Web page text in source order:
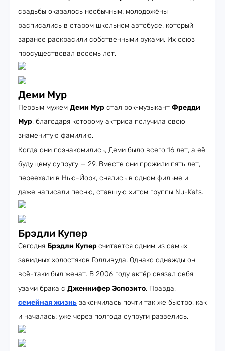
свадьбы оказалось необычным: молодожёны
расписались в старом школьном автобусе, который
заранее раскрасили собственными руками. Их союз
просуществовал восемь лет.
Деми Мур
Первым мужем Деми Мур стал рок-музыкант Фредди
Мур, благодаря которому актриса получила свою
знаменитую фамилию.
Когда они познакомились, Деми было всего 16 лет, а её
будущему супругу — 29. Вместе они прожили пять лет,
переехали в Нью-Йорк, снялись в одном фильме и
даже написали песню, ставшую хитом группы Nu-Kats.
Брэдли Купер
Сегодня Брэдли Куперсчитается одним из самых
завидных холостяков Голливуда. Однако однажды он
всё-таки был женат. В 2006 году актёр связал себя
узами брака с Дженнифер Эспозито. Правда,
семейная жизнь закончилась почти так же быстро, как
и началась: уже через полгода супруги развелись.